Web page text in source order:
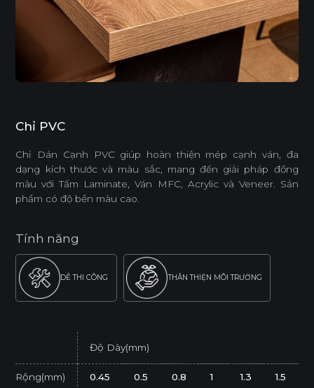
Chỉ PVC
Chỉ Dán Cạnh PVC giúp hoàn thiện mép cạnh ván, đa
dạng kích thước và màu sắc, mang đến giải pháp đồng
màu với Tấm Laminate, Ván MFC, Acrylic và Veneer. Sản
phẩm có độ bền màu cao.
Tính năng
DỄ THI CÔNG THÂN THIỆN MÔI TRƯỜNG
Độ Dày(mm)
Rộng(mm) 0.45 0.5 0.8 1 1.3 1.5